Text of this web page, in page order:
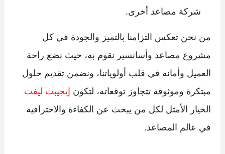
شركة مصاعد أخرى.
من نحن تعكس التزامنا بالتميز والجودة في كل
مشروع مصاعد وأسانسير نقوم به، حيث نضع راحة
العميل وأمانه في قلب أولوياتنا، ونضمن تقديم حلول
مبتكرة وموثوقة تتجاوز توقعاته، لتكون إيجيبت ليفت
الخيار الأمثل لكل من يبحث عن الكفاءة والاحترافية
في عالم المصاعد.